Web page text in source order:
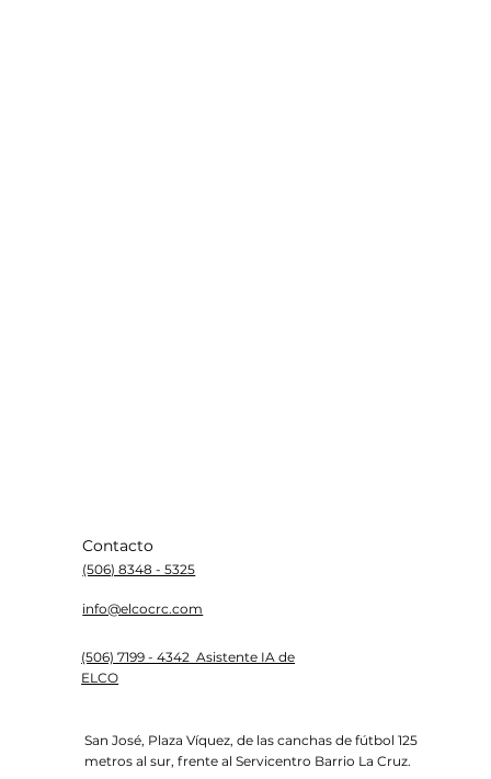
info@elcocrc.com
Contacto
(506) 8348 - 5325
(506) 7199 - 4342 Asistente IA de
ELCO
San José, Plaza Víquez, de las canchas de fútbol 125
metros al sur, frente al Servicentro Barrio La Cruz.